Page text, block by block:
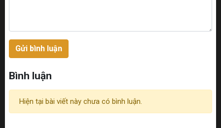
Gửi bình luận
Bình luận
Hiện tại bài viết này chưa có bình luận.